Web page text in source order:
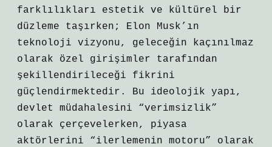
farklılıkları estetik ve kültürel bir
düzleme taşırken; Elon Musk’ın
teknoloji vizyonu, geleceğin kaçınılmaz
olarak özel girişimler tarafından
şekillendirileceği fikrini
güçlendirmektedir. Bu ideolojik yapı,
devlet müdahalesini “verimsizlik”
olarak çerçevelerken, piyasa
aktörlerini “ilerlemenin motoru” olarak